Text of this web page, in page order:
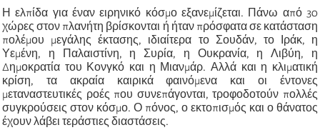
Η ελπίδα για έναν ειρηνικό κόσμο εξανεμίζεται. Πάνω από 30
χώρες στον πλανήτη βρίσκονται ή ήταν πρόσφατα σε κατάσταση
πολέμου μεγάλης έκτασης, ιδιαίτερα το Σουδάν, το Ιράκ, η
Υεμένη, η Παλαιστίνη, η Συρία, η Ουκρανία, η Λιβύη, η
Δημοκρατία του Κονγκό και η Μιανμάρ. Αλλά και η κλιματική
κρίση, τα ακραία καιρικά φαινόμενα και οι έντονες
μεταναστευτικές ροές που συνεπάγονται, τροφοδοτούν πολλές
συγκρούσεις στον κόσμο. Ο πόνος, ο εκτοπισμός και ο θάνατος
έχουν λάβει τεράστιες διαστάσεις.